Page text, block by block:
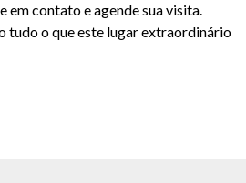
em contato e agende sua visita.
tudo o que este lugar extraordinário